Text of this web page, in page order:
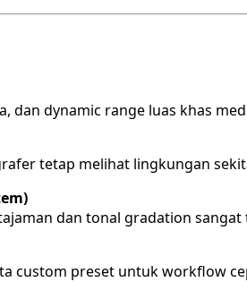
dan dynamic range luas khas
tetap melihat lingkungan
dan tonal gradation
custom preset untuk workflow